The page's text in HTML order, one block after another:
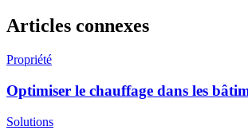
Articles connexes
Propriété
Optimiser le chauffage dans les
Solutions